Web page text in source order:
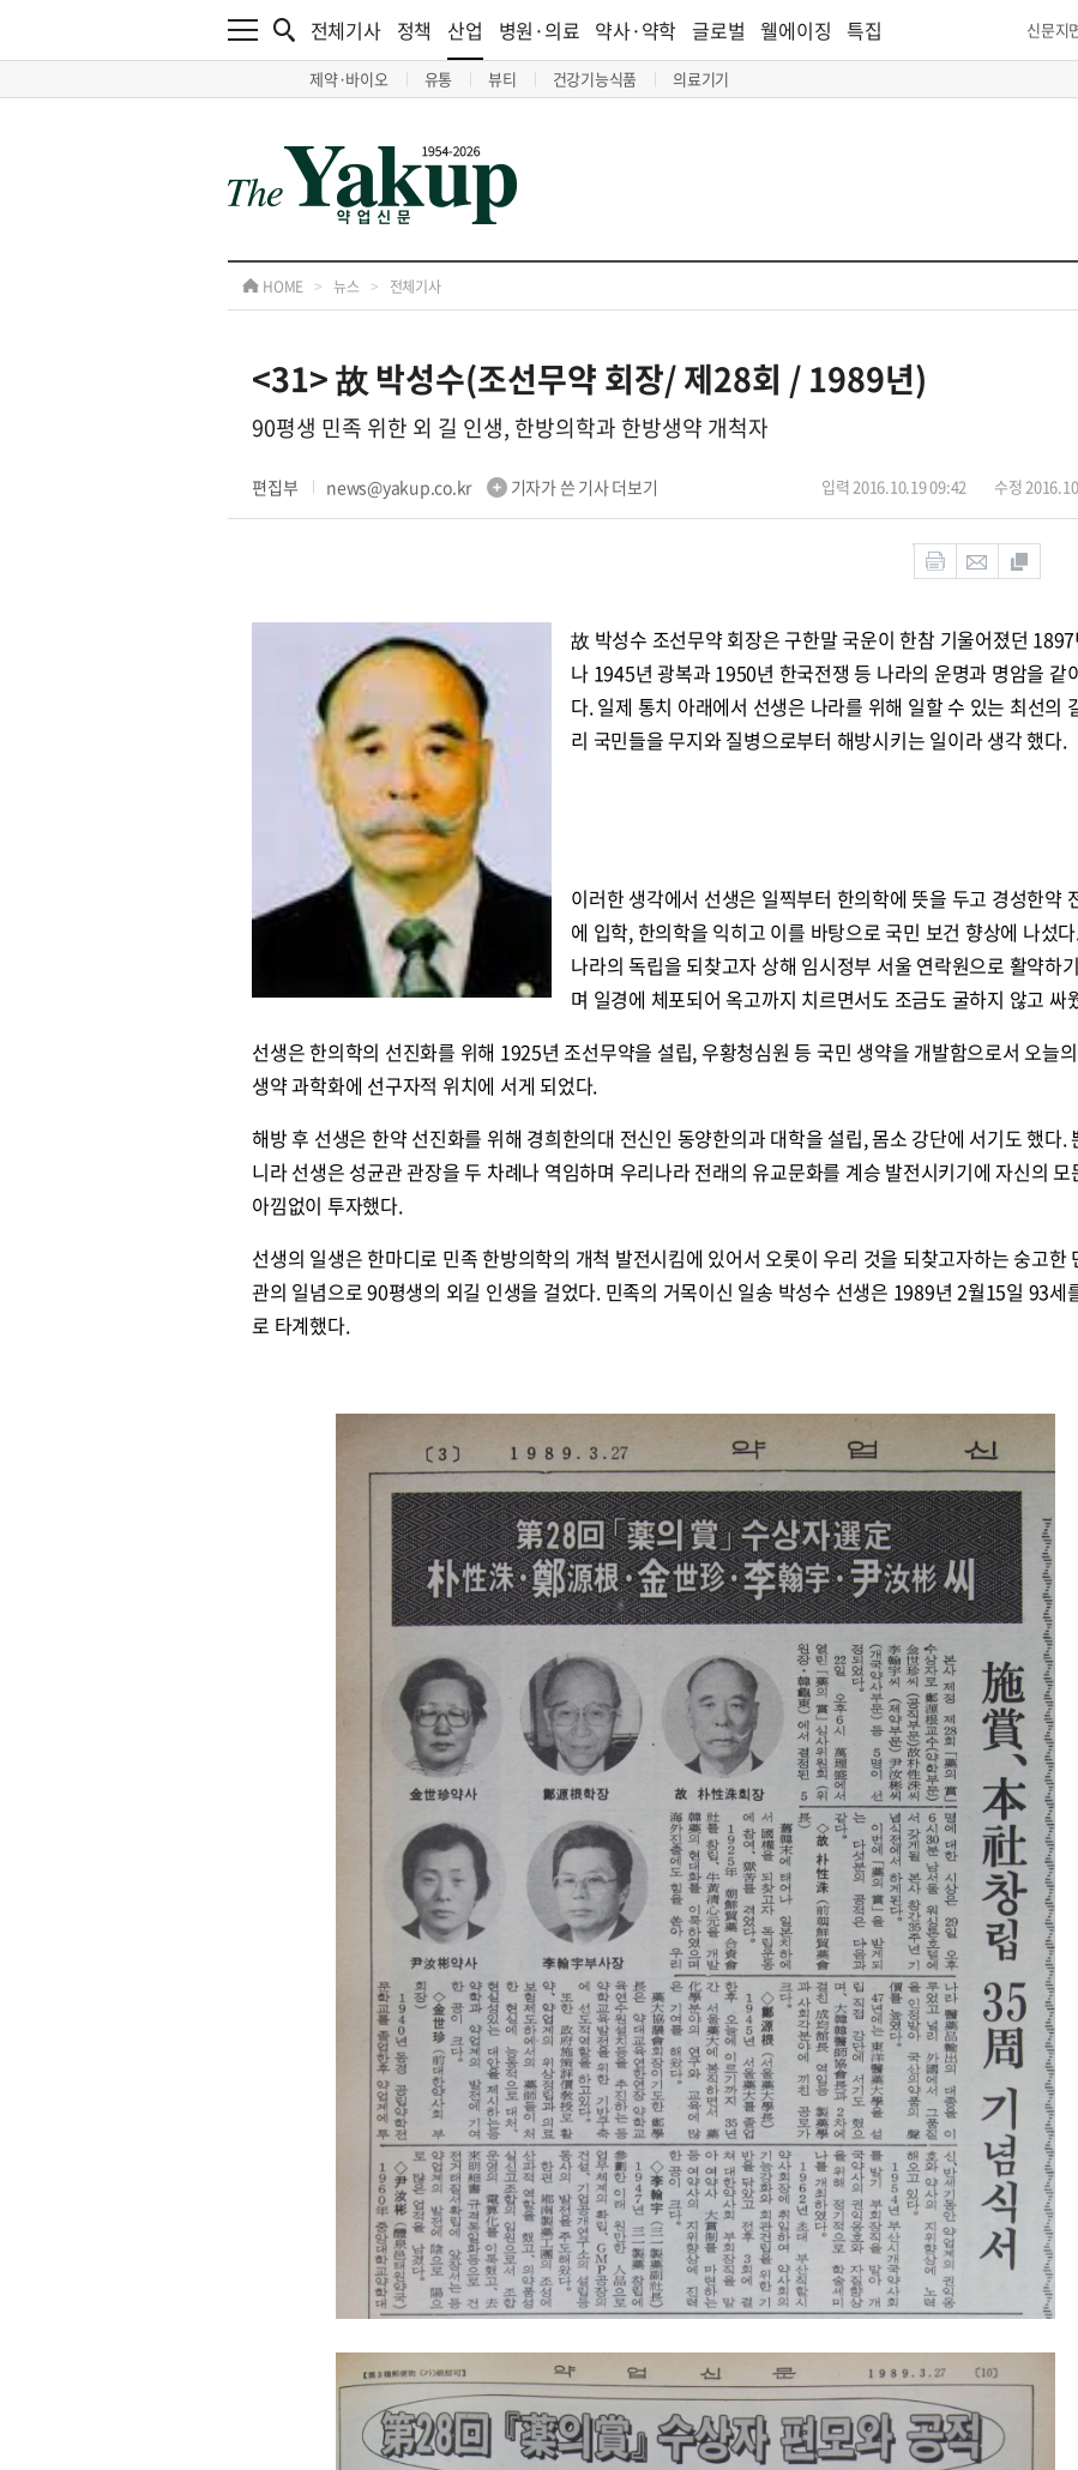
전체기사 정책 산업
제약·바이오 유통 뷰티 건강기능식품 의료기기
병원·의료 약사·약학 글로벌 웰에이징 특집 신문지
HOME > 뉴스 > 전체기사
<31> 故 박성수(조선무약 회장/ 제28회 / 1989년)
90평생 민족 위한 외 길 인생, 한방의학과 한방생약 개척자
편집부 news@yakup.co.kr 기자가 쓴 기사 더보기 입력 2016.10.19 09:42 수정
故 박성수 조선무약 회장은 구한말 국운이 한참 기울어졌던 1897
나 1945년 광복과 1950년 한국전쟁 등 나라의 운명과 명암을 같
다. 일제 통치 아래에서 선생은 나라를 위해 일할 수 있는 최선의
리 국민들을 무지와 질병으로부터 해방시키는 일이라 생각 했다.
이러한 생각에서 선생은 일찍부터 한의학에 뜻을 두고 경성한약
에 입학, 한의학을 익히고 이를 바탕으로 국민 보건 향상에 나섰
나라의 독립을 되찾고자 상해 임시정부 서울 연락원으로 활약하
며 일경에 체포되어 옥고까지 치르면서도 조금도 굴하지 않고 싸
선생은 한의학의 선진화를 위해 1925년 조선무약을 설립, 우황청심원 등 국민 생약을 개발함으로서 오늘
생약 과학화에 선구자적 위치에 서게 되었다.
해방 후 선생은 한약 선진화를 위해 경희한의대 전신인 동양한의과 대학을 설립, 몸소 강단에 서기도 했다.
니라 선생은 성균관 관장을 두 차례나 역임하며 우리나라 전래의 유교문화를 계승 발전시키기에 자신의 모
아낌없이 투자했다.
선생의 일생은 한마디로 민족 한방의학의 개척 발전시킴에 있어서 오롯이 우리 것을 되찾고자하는 숭고한
관의 일념으로 90평생의 외길 인생을 걸었다. 민족의 거목이신 일송 박성수 선생은 1989년 2월15일 93세
로 타계했다.